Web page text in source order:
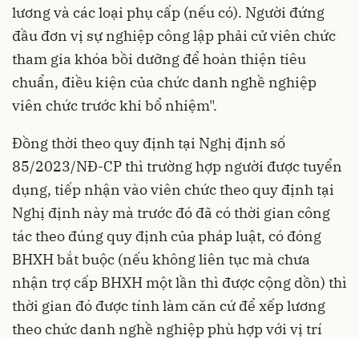
lương và các loại phụ cấp (nếu có). Người đứng
đầu đơn vị sự nghiệp công lập phải cử viên chức
tham gia khóa bồi dưỡng để hoàn thiện tiêu
chuẩn, điều kiện của chức danh nghề nghiệp
viên chức trước khi bổ nhiệm".
Đồng thời theo quy định tại Nghị định số
85/2023/NĐ-CP thì trường hợp người được tuyển
dụng, tiếp nhận vào viên chức theo quy định tại
Nghị định này mà trước đó đã có thời gian công
tác theo đúng quy định của pháp luật, có đóng
BHXH bắt buộc (nếu không liên tục mà chưa
nhận trợ cấp BHXH một lần thì được cộng dồn) thì
thời gian đó được tính làm căn cứ để xếp lương
theo chức danh nghề nghiệp phù hợp với vị trí